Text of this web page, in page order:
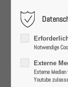
Login
24.03.2025
Notwendige
Externe
Externe
Youtube